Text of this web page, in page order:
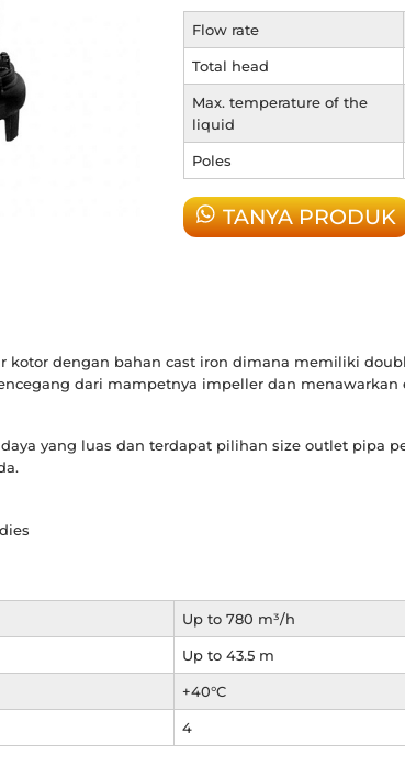
Flow rate
Total head
Max. temperature of the
liquid
Poles
TANYA PRODUK
kotor dengan bahan cast iron dimana memiliki
dari mampetnya impeller dan menawarkan
yang luas dan terdapat pilihan size outlet pipa
Up to 780 m³/h
Up to 43.5 m
+40°C
4